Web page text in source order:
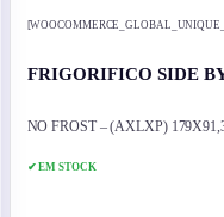
FRIGORIFICO SIDE
NO FROST – (AXLXP)
✔ EM STOCK